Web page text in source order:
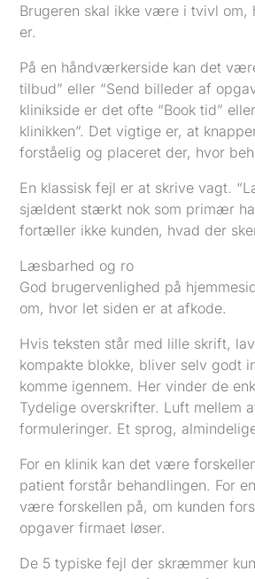
Brugeren skal ikke være i tvivl
er.
På en håndværkerside kan det
tilbud” eller “Send billeder af
klinikside er det ofte “Book tid”
klinikken”. Det vigtige er, at
forståelig og placeret der, hvor
En klassisk fejl er at skrive vagt.
sjældent stærkt nok som primær
fortæller ikke kunden, hvad der
Læsbarhed og ro
God brugervenlighed på
om, hvor let siden er at afkode.
Hvis teksten står med lille skrift,
kompakte blokke, bliver selv godt
komme igennem. Her vinder de
Tydelige overskrifter. Luft mellem
formuleringer. Et sprog,
For en klinik kan det være
patient forstår behandlingen. For
være forskellen på, om kunden
opgaver firmaet løser.
De 5 typiske fejl der skræmmer